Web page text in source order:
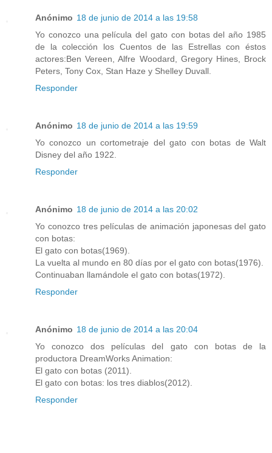
Anónimo 18 de junio de 2014 a las 19:58
Yo conozco una película del gato con botas del año 1985
de la colección los Cuentos de las Estrellas con éstos
actores:Ben Vereen, Alfre Woodard, Gregory Hines, Brock
Peters, Tony Cox, Stan Haze y Shelley Duvall.
Responder
Anónimo 18 de junio de 2014 a las 19:59
Yo conozco un cortometraje del gato con botas de Walt
Disney del año 1922.
Responder
Anónimo 18 de junio de 2014 a las 20:02
Yo conozco tres películas de animación japonesas del gato
con botas:
El gato con botas(1969).
La vuelta al mundo en 80 días por el gato con botas(1976).
Continuaban llamándole el gato con botas(1972).
Responder
Anónimo 18 de junio de 2014 a las 20:04
Yo conozco dos películas del gato con botas de la
productora DreamWorks Animation:
El gato con botas (2011).
El gato con botas: los tres diablos(2012).
Responder